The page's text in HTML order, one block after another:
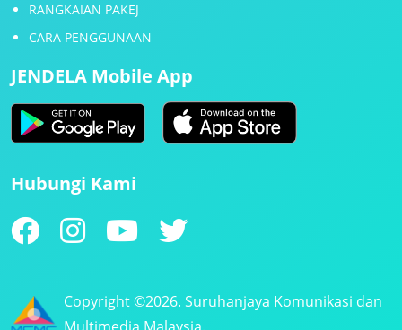
RANGKAIAN PAKEJ
CARA PENGGUNAAN
JENDELA Mobile App
Hubungi Kami
Copyright ©2026. Suruhanjaya Komunikasi dan